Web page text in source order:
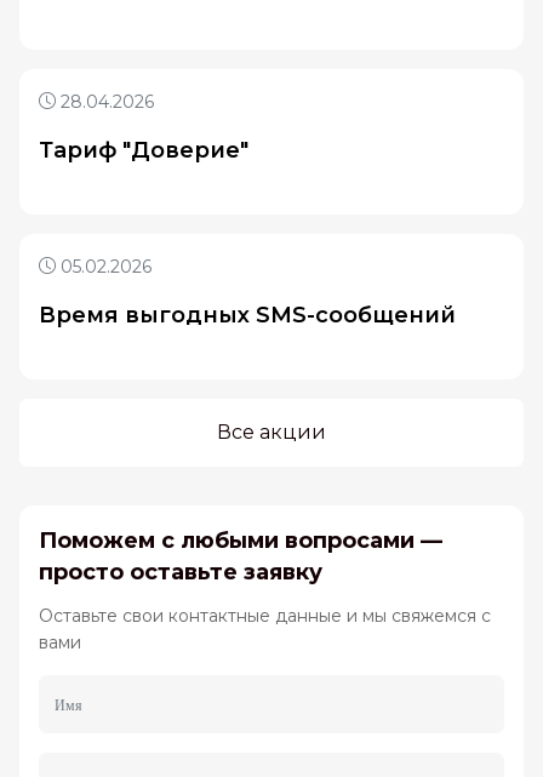
28.04.2026
Тариф "Доверие"
05.02.2026
Время выгодных SMS-сообщений
Все акции
Поможем с любыми вопросами —
просто оставьте заявку
Оставьте свои контактные данные и мы свяжемся с
вами